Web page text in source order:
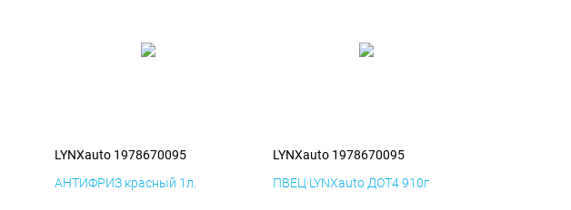
LYNXauto 1978670095
АНТИФРИЗ красный 1л.
LYNXauto 1978670095
ПВЕЦ LYNXauto ДОТ4 910г